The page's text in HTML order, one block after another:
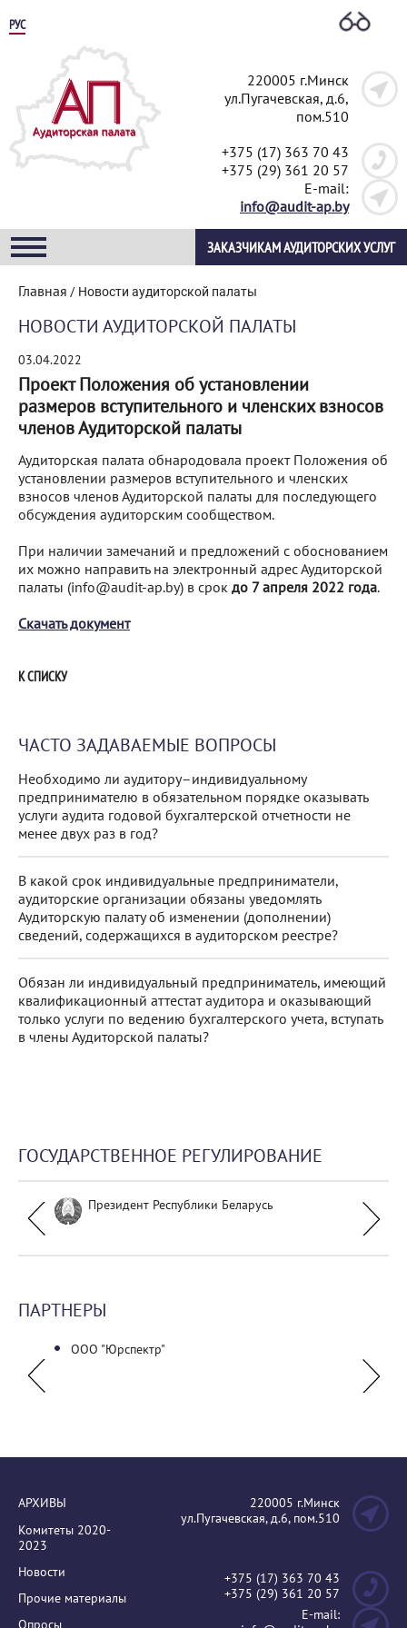
РУС
220005 г.Минск
ул.Пугачевская, д.6,
пом.510
+375 (17) 363 70 43
+375 (29) 361 20 57
E-mail:
info@audit-ap.by
ЗАКАЗЧИКАМ АУДИТОРСКИХ УСЛУГ
Главная / Новости аудиторской палаты
НОВОСТИ АУДИТОРСКОЙ ПАЛАТЫ
03.04.2022
Проект Положения об установлении
размеров вступительного и членских взносов
членов Аудиторской палаты
Аудиторская палата обнародовала проект Положения об
установлении размеров вступительного и членских
взносов членов Аудиторской палаты для последующего
обсуждения аудиторским сообществом.
При наличии замечаний и предложений с обоснованием
их можно направить на электронный адрес Аудиторской
палаты (info@audit-ap.by) в срок до 7 апреля 2022 года.
Скачать документ
К СПИСКУ
ЧАСТО ЗАДАВАЕМЫЕ ВОПРОСЫ
Необходимо ли аудитору–индивидуальному
предпринимателю в обязательном порядке оказывать
услуги аудита годовой бухгалтерской отчетности не
менее двух раз в год?
В какой срок индивидуальные предприниматели,
аудиторские организации обязаны уведомлять
Аудиторскую палату об изменении (дополнении)
сведений, содержащихся в аудиторском реестре?
Обязан ли индивидуальный предприниматель, имеющий
квалификационный аттестат аудитора и оказывающий
только услуги по ведению бухгалтерского учета, вступать
в члены Аудиторской палаты?
ГОСУДАРСТВЕННОЕ РЕГУЛИРОВАНИЕ
Президент Республики Беларусь
ПАРТНЕРЫ
ООО "Юрспектр"
АРХИВЫ
Комитеты 2020-
2023
Новости
Прочие материалы
Опросы
220005 г.Минск
ул.Пугачевская, д.6, пом.510
+375 (17) 363 70 43
+375 (29) 361 20 57
E-mail: